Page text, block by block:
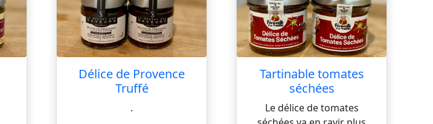
Délice de Provence
Truffé
.
Tartinable tomates
séchées
Le délice de tomates